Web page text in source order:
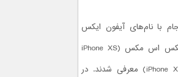
اپل سرانجام با نام‌های آیفون ایکس
اس (iPhone XS)، آیفون ایکس اس مکس (iPhone XS
Max) و آیفون ایکس آر (iPhone Xr) معرفی شدند. در